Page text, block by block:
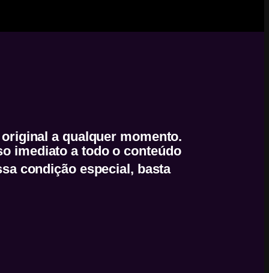
a qualquer momento.
imediato a todo o conteúdo
condição especial, basta